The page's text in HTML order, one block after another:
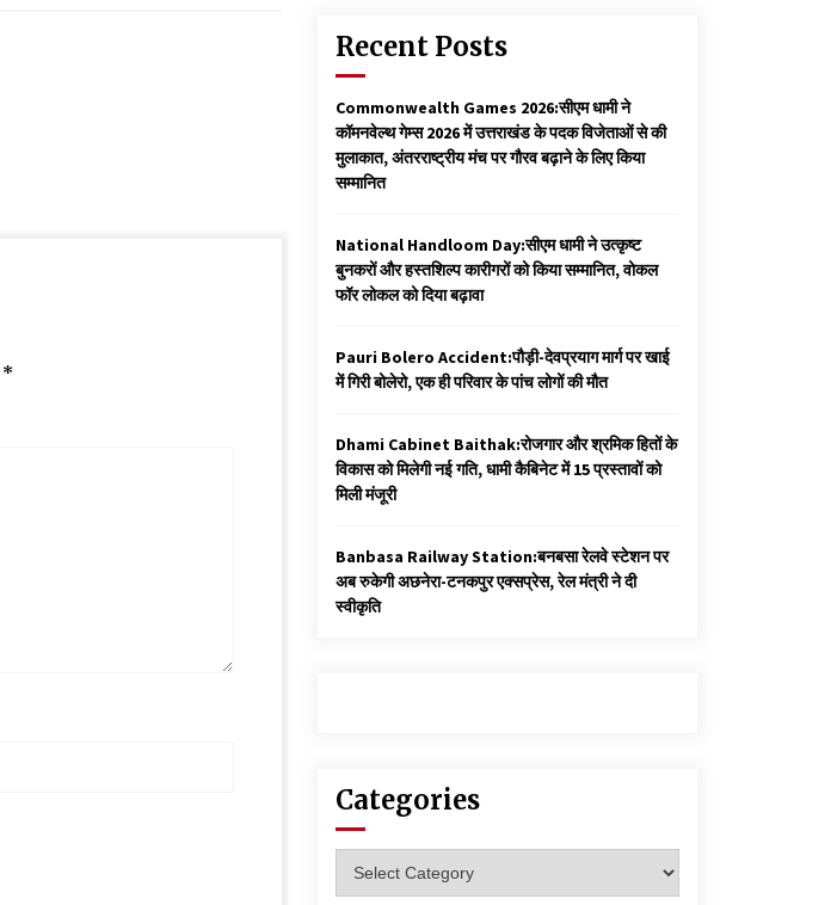
*
Recent Posts
Commonwealth Games 2026:सीएम धामी ने
कॉमनवेल्थ गेम्स 2026 में उत्तराखंड के पदक विजेताओं से की
मुलाकात, अंतरराष्ट्रीय मंच पर गौरव बढ़ाने के लिए किया
सम्मानित
National Handloom Day:सीएम धामी ने उत्कृष्ट
बुनकरों और हस्तशिल्प कारीगरों को किया सम्मानित, वोकल
फॉर लोकल को दिया बढ़ावा
Pauri Bolero Accident:पौड़ी-देवप्रयाग मार्ग पर खाई
में गिरी बोलेरो, एक ही परिवार के पांच लोगों की मौत
Dhami Cabinet Baithak:रोजगार और श्रमिक हितों के
विकास को मिलेगी नई गति, धामी कैबिनेट में 15 प्रस्तावों को
मिली मंजूरी
Banbasa Railway Station:बनबसा रेलवे स्टेशन पर
अब रुकेगी अछनेरा-टनकपुर एक्सप्रेस, रेल मंत्री ने दी
स्वीकृति
Categories